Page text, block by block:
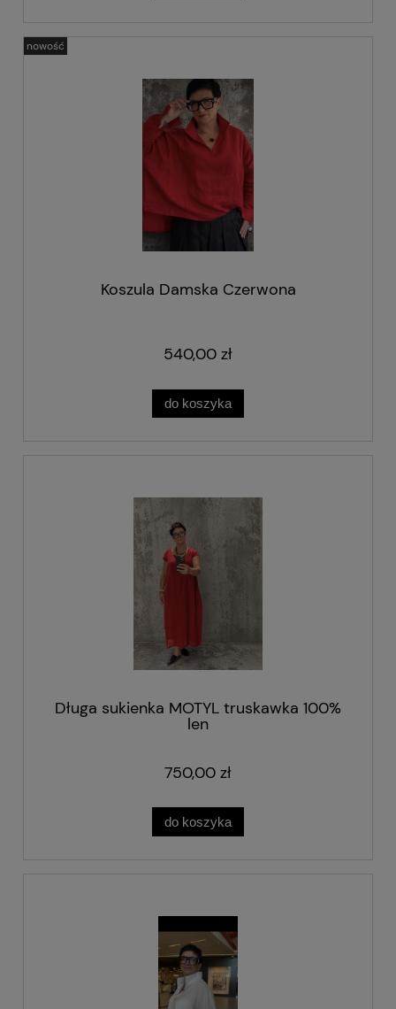
Koszula Damska Czerwona
540,00 zł
do koszyka
nowość
Długa sukienka MOTYL truskawka 100%
len
750,00 zł
do koszyka